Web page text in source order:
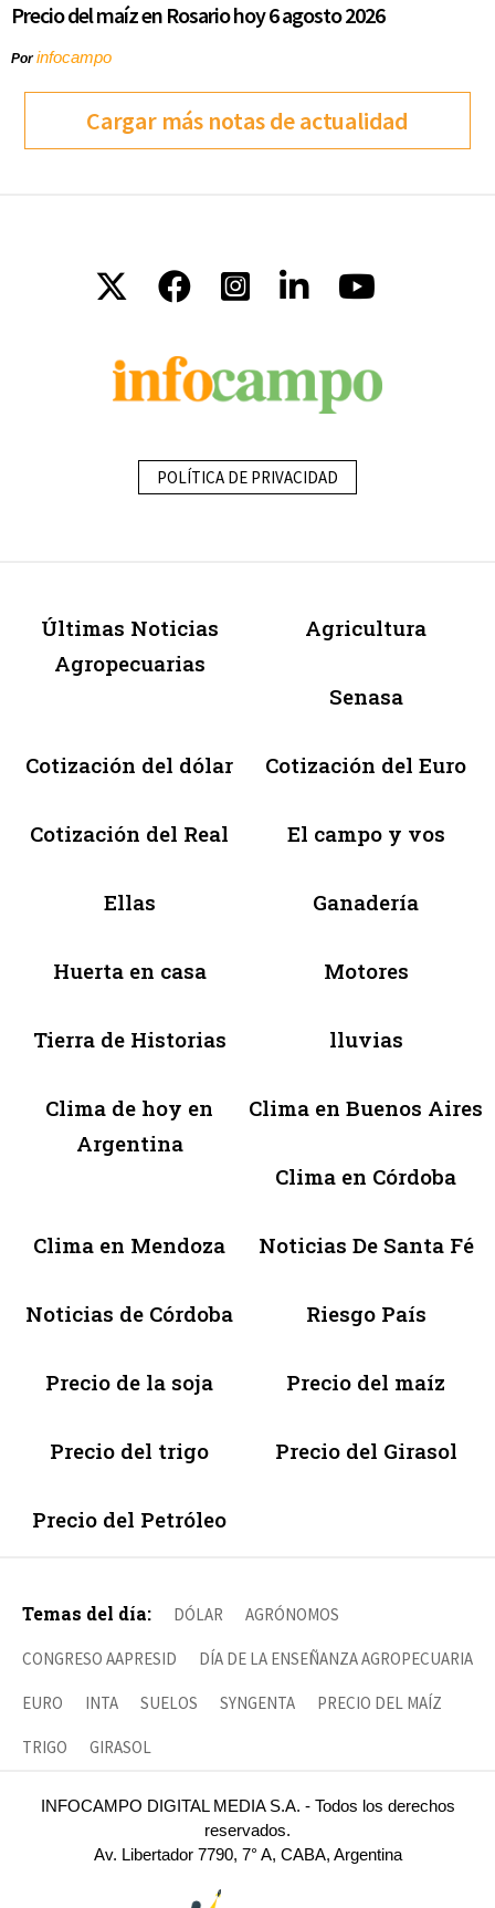
Precio del maíz en Rosario hoy 6 agosto 2026
Porinfocampo
Cargar más notas de actualidad
POLÍTICA DE PRIVACIDAD
Últimas Noticias
Agropecuarias
Agricultura
Senasa
Cotización del dólar Cotización del Euro
Cotización del Real El campo y vos
Ellas Ganadería
Huerta en casa Motores
Tierra de Historias lluvias
Clima de hoy en
Argentina
Clima en Buenos Aires
Clima en Córdoba
Clima en Mendoza Noticias De Santa Fé
Noticias de Córdoba Riesgo País
Precio de la soja Precio del maíz
Precio del trigo Precio del Girasol
Precio del Petróleo
Temas del día: DÓLAR AGRÓNOMOS
CONGRESO AAPRESID DÍA DE LA ENSEÑANZA AGROPECUARIA
EURO INTA SUELOS SYNGENTA PRECIO DEL MAÍZ
TRIGO GIRASOL
INFOCAMPO DIGITAL MEDIA S.A. - Todos los derechos
reservados.
Av. Libertador 7790, 7° A, CABA, Argentina